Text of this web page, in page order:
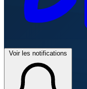
Voir les notifications